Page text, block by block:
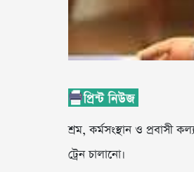
শ্রম, কর্মসংস্থান ও প্রবাসী
ট্রেন চালানো।